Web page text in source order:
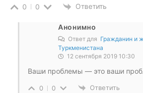
0 0 Ответить
Анонимно
Ответ для Гражданин и
Туркменистана
12 сентября 2019 10:30
Ваши проблемы — это ваши
0 0 Ответить